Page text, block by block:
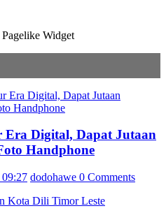
Era Digital, Dapat Jutaan
Handphone
dodohawe 0 Comments